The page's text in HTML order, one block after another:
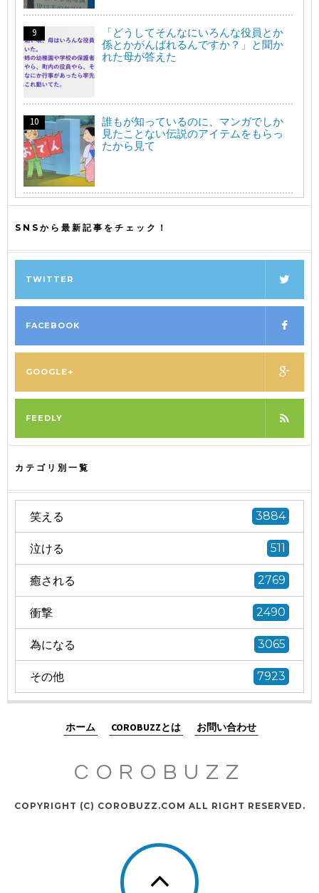
「どうしてそんなにいろんな役員とか
係とかがんばれるんですか？」と聞か
れた母が答えた
誰もが知っているのに、マンガでしか
見たことない伝説のアイテムをもらっ
たから見て
SNSから最新記事をチェック！
TWITTER
FACEBOOK
GOOGLE+
FEEDLY
カテゴリ別一覧
笑える 3884
泣ける 511
癒される 2769
衝撃 2490
為になる 3065
その他 7923
ホーム COROBUZZとは お問い合わせ
COROBUZZ
COPYRIGHT (C) COROBUZZ.COM ALL RIGHT RESERVED.